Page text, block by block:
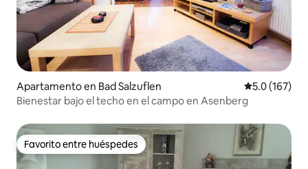
Apartamento en Bad Salzuflen Calificación
5.0 (167)
Bienestar bajo el techo en el campo en Asenberg
Favorito entre huéspedes
Favorito entre huéspedes